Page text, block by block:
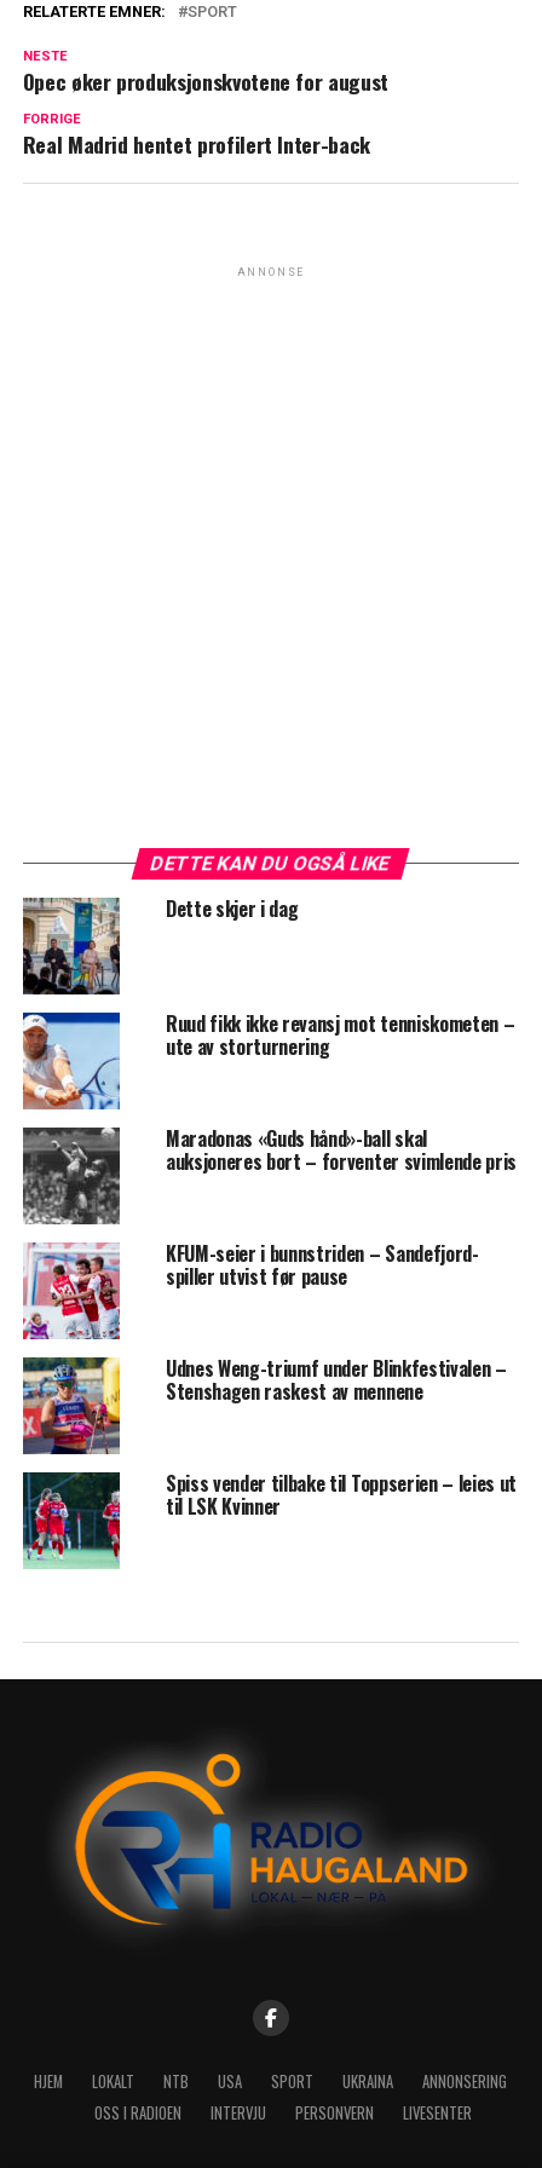
RELATERTE EMNER: SPORT
NESTE
Opec øker produksjonskvotene for august
FORRIGE
Real Madrid hentet profilert Inter-back
ANNONSE
DETTE KAN DU OGSÅ LIKE
Dette skjer i dag
Ruud fikk ikke revansj mot tenniskometen –
ute av storturnering
Maradonas «Guds hånd»-ball skal
auksjoneres bort – forventer svimlende pris
KFUM-seier i bunnstriden – Sandefjord-
spiller utvist før pause
Udnes Weng-triumf under Blinkfestivalen –
Stenshagen raskest av mennene
Spiss vender tilbake til Toppserien – leies ut
til LSK Kvinner
HJEM LOKALT NTB USA SPORT UKRAINA
ANNONSERING
OSS I RADIOEN
INTERVJU PERSONVERN LIVESENTER